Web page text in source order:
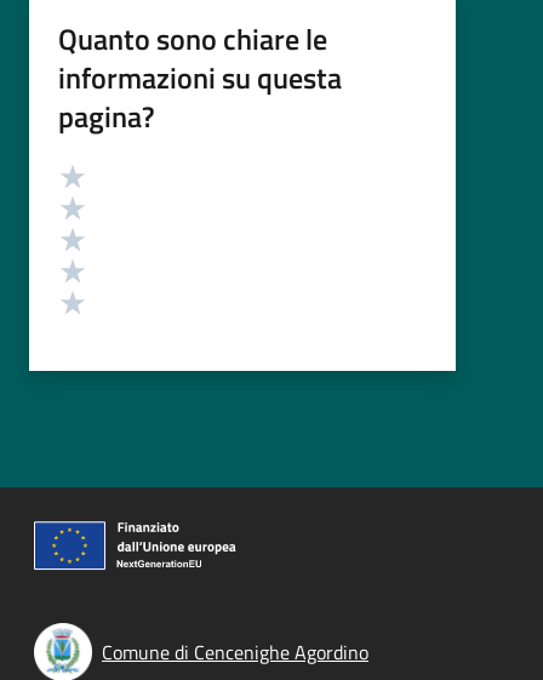
Quanto sono chiare le
informazioni su questa
pagina?
Valutazione
Comune di Cencenighe Agordino